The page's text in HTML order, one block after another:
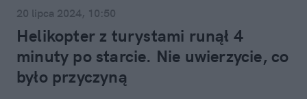
20 lipca 2024, 10:50
Helikopter z turystami runął 4
minuty po starcie. Nie uwierzycie, co
było przyczyną